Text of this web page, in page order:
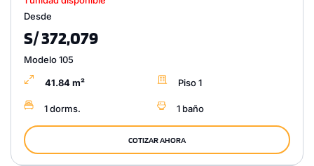
Desde
S/ 372,079
Modelo 105
41.84 m² Piso 1
1 dorms. 1 baño
COTIZAR AHORA